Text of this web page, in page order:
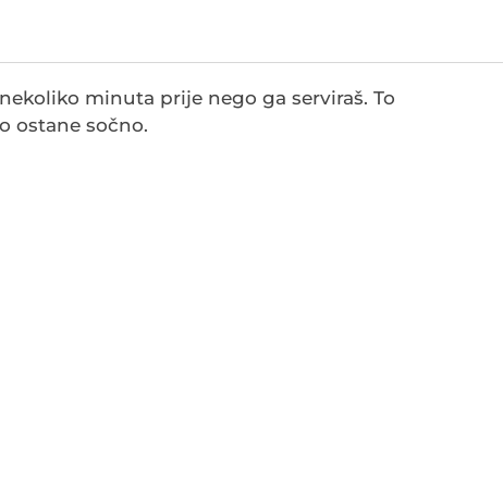
minuta prije nego ga serviraš. To
ostane sočno.